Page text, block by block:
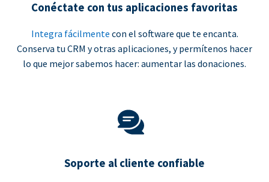
Conéctate con tus aplicaciones favoritas
Integra fácilmente con el software que te encanta.
Conserva tu CRM y otras aplicaciones, y permítenos hacer
lo que mejor sabemos hacer: aumentar las donaciones.
Soporte al cliente confiable